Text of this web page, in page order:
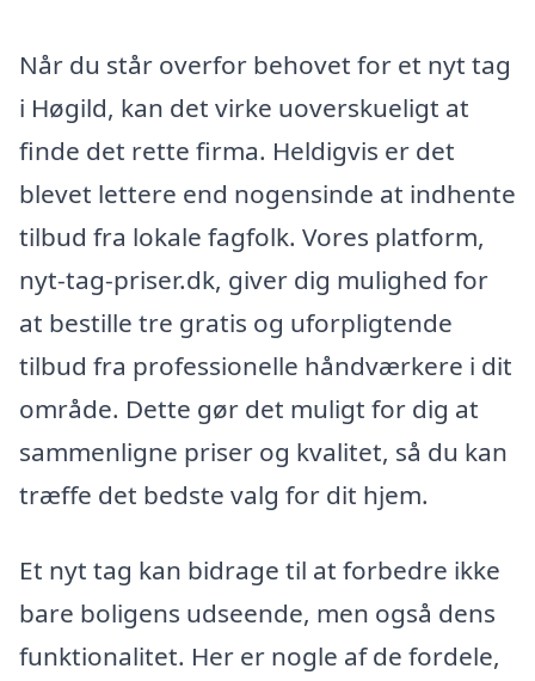
Når du står overfor behovet for et nyt tag
i Høgild, kan det virke uoverskueligt at
finde det rette firma. Heldigvis er det
blevet lettere end nogensinde at indhente
tilbud fra lokale fagfolk. Vores platform,
nyt-tag-priser.dk, giver dig mulighed for
at bestille tre gratis og uforpligtende
tilbud fra professionelle håndværkere i dit
område. Dette gør det muligt for dig at
sammenligne priser og kvalitet, så du kan
træffe det bedste valg for dit hjem.
Et nyt tag kan bidrage til at forbedre ikke
bare boligens udseende, men også dens
funktionalitet. Her er nogle af de fordele,